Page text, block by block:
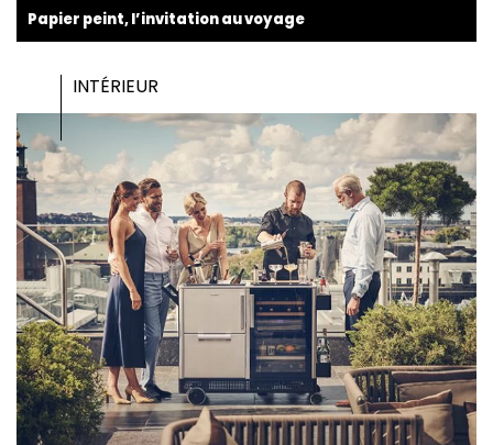
Papier peint, l’invitation au voyage
INTÉRIEUR